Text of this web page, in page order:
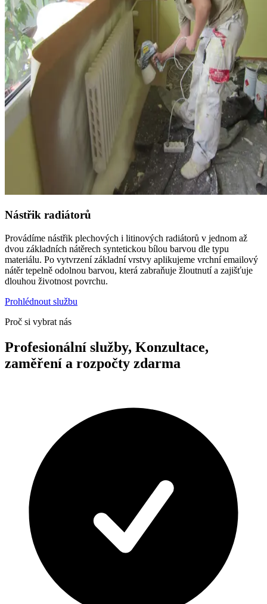
Nástřik radiátorů
Provádíme nástřik plechových i litinových radiátorů v jednom až
dvou základních nátěrech syntetickou bílou barvou dle typu
materiálu. Po vytvrzení základní vrstvy aplikujeme vrchní emailový
nátěr tepelně odolnou barvou, která zabraňuje žloutnutí a zajišťuje
dlouhou životnost povrchu.
Prohlédnout službu
Proč si vybrat nás
Profesionální služby, Konzultace,
zaměření a rozpočty zdarma